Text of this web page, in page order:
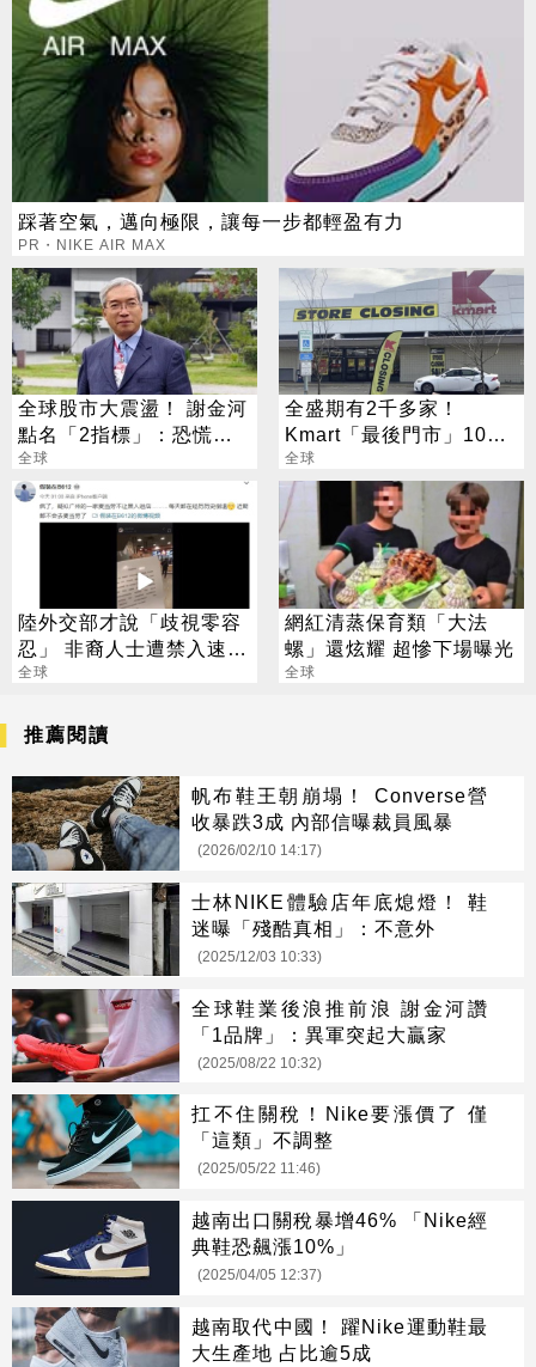
踩著空氣，邁向極限，讓每一步都輕盈有力
PR・NIKE AIR MAX
全球股市大震盪！ 謝金河
點名「2指標」：恐慌跌
勢已告一段落
全球
全盛期有2千多家！
Kmart「最後門市」10月
將熄燈
全球
陸外交部才說「歧視零容
忍」 非裔人士遭禁入速食
店
全球
網紅清蒸保育類「大法
螺」還炫耀 超慘下場曝光
全球
推薦閱讀
帆布鞋王朝崩塌！ Converse營
收暴跌3成 內部信曝裁員風暴
(2026/02/10 14:17)
士林NIKE體驗店年底熄燈！ 鞋
迷曝「殘酷真相」：不意外
(2025/12/03 10:33)
全球鞋業後浪推前浪 謝金河讚
「1品牌」：異軍突起大贏家
(2025/08/22 10:32)
扛不住關稅！Nike要漲價了 僅
「這類」不調整
(2025/05/22 11:46)
越南出口關稅暴增46% 「Nike經
典鞋恐飆漲10%」
(2025/04/05 12:37)
越南取代中國！ 躍Nike運動鞋最
大生產地 占比逾5成